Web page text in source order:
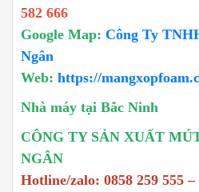
582 666
Google Map: Công Ty
Ngân
Web: https://
Nhà máy tại Bắc Ninh
CÔNG TY SẢN XUẤT
NGÂN
Hotline/zalo: 0858 259 555 –